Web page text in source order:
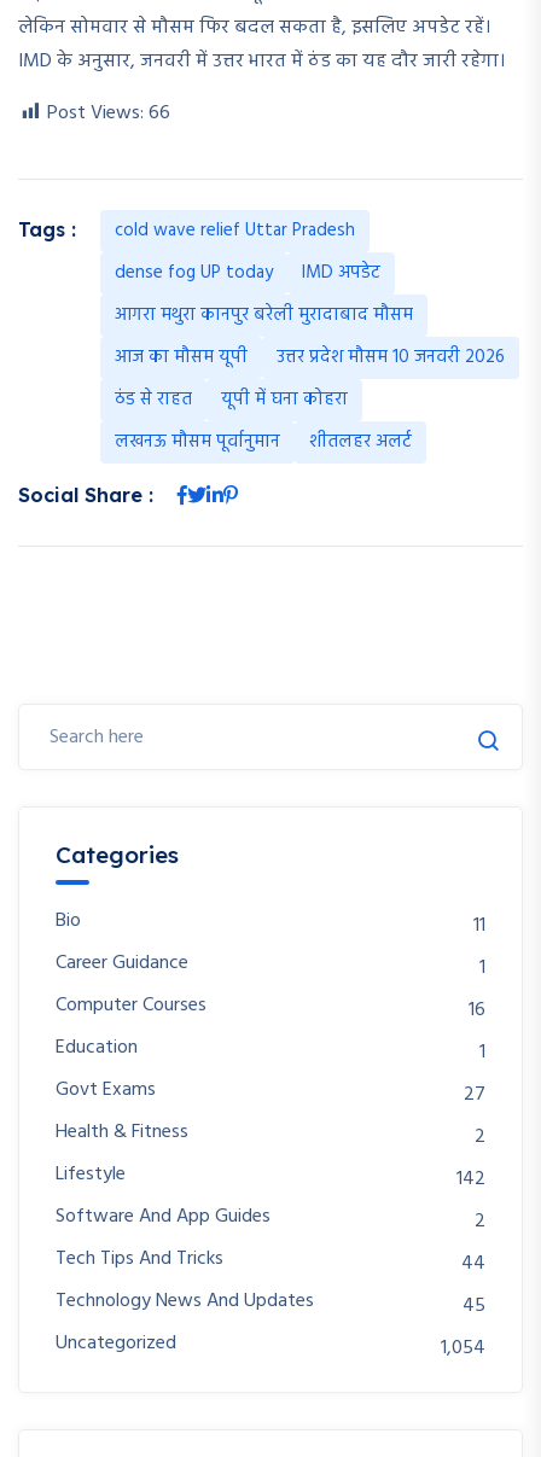
लेकिन सोमवार से मौसम फिर बदल सकता है, इसलिए अपडेट रहें।
IMD के अनुसार, जनवरी में उत्तर भारत में ठंड का यह दौर जारी रहेगा।
Post Views:66
Tags :
cold wave relief Uttar Pradesh
dense fog UP today
IMD अपडेट
आगरा मथुरा कानपुर बरेली मुरादाबाद मौसम
आज का मौसम यूपी
उत्तर प्रदेश मौसम 10 जनवरी 2026
ठंड से राहत
यूपी में घना कोहरा
लखनऊ मौसम पूर्वानुमान
शीतलहर अलर्ट
Social Share :
Categories
Bio
11
Career Guidance
1
Computer Courses
16
Education
1
Govt Exams
27
Health & Fitness
2
Lifestyle
142
Software And App Guides
2
Tech Tips And Tricks
44
Technology News And Updates
45
Uncategorized
1,054